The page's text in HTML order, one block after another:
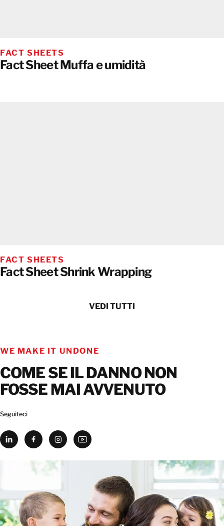
FACT SHEETS
Fact Sheet Muffa e umidità
FACT SHEETS
Fact Sheet Shrink Wrapping
VEDI TUTTI
WE MAKE IT UNDONE
COME SE IL DANNO NON
FOSSE MAI AVVENUTO
Seguiteci